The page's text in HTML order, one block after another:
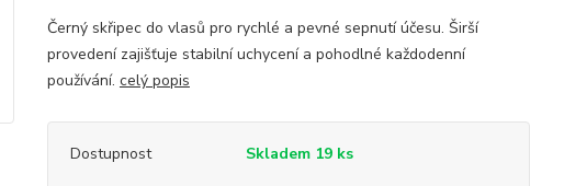
Černý skřipec do vlasů pro rychlé a pevné sepnutí účesu. Širší
provedení zajišťuje stabilní uchycení a pohodlné každodenní
používání. celý popis
Dostupnost Skladem 19 ks